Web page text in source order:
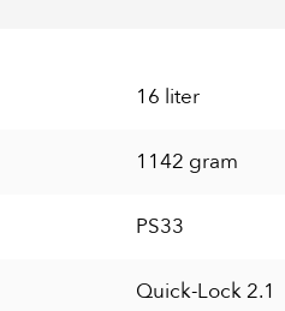
16 liter
1142 gram
PS33
Quick-Lock 2.1